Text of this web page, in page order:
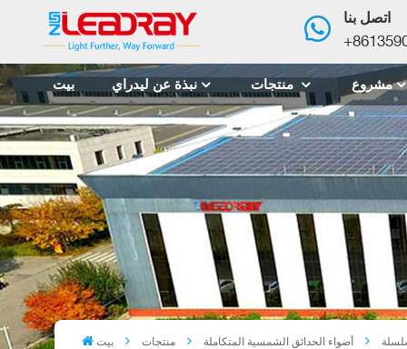
اتصل بنا
بيت نبذة عن ليدراي مشروع
بيت منتجات أضواء الحدائق الشمسية المتكاملة